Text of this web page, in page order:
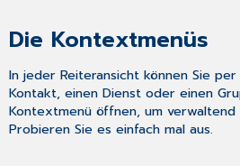
Die Kontextmenüs
In jeder Reiteransicht können Sie
Kontakt, einenDienst oder einen
Kontextmenü öffnen, um
Probieren Sie es einfach mal aus.